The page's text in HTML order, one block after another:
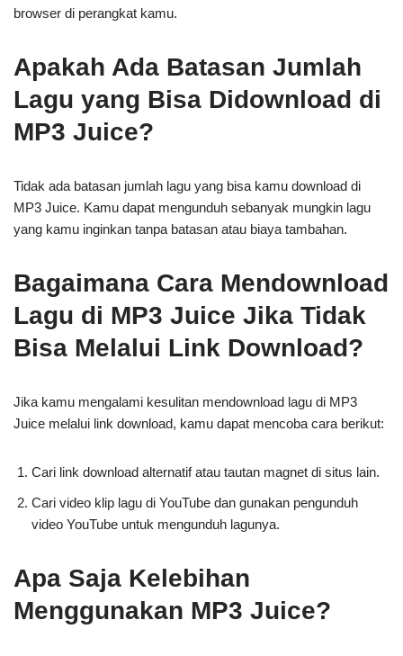
browser di perangkat kamu.
Apakah Ada Batasan Jumlah
Lagu yang Bisa Didownload di
MP3 Juice?
Tidak ada batasan jumlah lagu yang bisa kamu download di
MP3 Juice. Kamu dapat mengunduh sebanyak mungkin lagu
yang kamu inginkan tanpa batasan atau biaya tambahan.
Bagaimana Cara Mendownload
Lagu di MP3 Juice Jika Tidak
Bisa Melalui Link Download?
Jika kamu mengalami kesulitan mendownload lagu di MP3
Juice melalui link download, kamu dapat mencoba cara berikut:
Cari link download alternatif atau tautan magnet di situs lain.
Cari video klip lagu di YouTube dan gunakan pengunduh
video YouTube untuk mengunduh lagunya.
Apa Saja Kelebihan
Menggunakan MP3 Juice?